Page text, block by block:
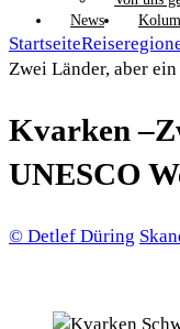
News
Startseite
Zwei Länder, aber
Kvarken
UNESCO
© Detlef Düring